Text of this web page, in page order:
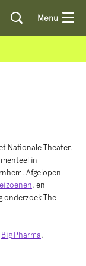
Menu
Nationale Theater.
in
Afgelopen
, en
onderzoek The
Big Pharma.